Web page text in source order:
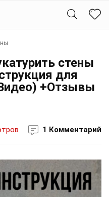
стены
для
+Отзывы
1 Комментарий